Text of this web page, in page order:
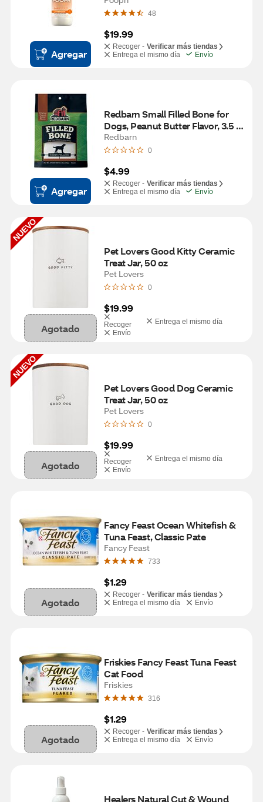
Agregar
48
$19.99
Recoger - Verificar más tiendas
Entrega el mismo día
Envío
Agregar
Redbarn Small Filled Bone for
Dogs, Peanut Butter Flavor, 3.5
oz
Redbarn
0
$4.99
Recoger - Verificar más tiendas
Entrega el mismo día
Envío
NUEVO
Agotado
Pet Lovers Good Kitty Ceramic
Treat Jar, 50 oz
Pet Lovers
0
$19.99
Recoger
Entrega el mismo día
Envío
NUEVO
Agotado
Pet Lovers Good Dog Ceramic
Treat Jar, 50 oz
Pet Lovers
0
$19.99
Recoger
Entrega el mismo día
Envío
Agotado
Fancy Feast Ocean Whitefish &
Tuna Feast, Classic Pate
Fancy Feast
733
$1.29
Recoger - Verificar más tiendas
Entrega el mismo día
Envío
Agotado
Friskies Fancy Feast Tuna Feast
Cat Food
Friskies
316
$1.29
Recoger - Verificar más tiendas
Entrega el mismo día
Envío
Healers Natural Cut & Wound